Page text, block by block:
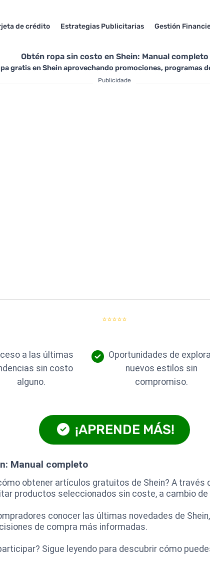
de crédito Estrategias Publicitarias Gestión
Obtén ropa sin costo en Shein: Manual completo
gratis en Shein aprovechando promociones, programas
Publicidade
⭐⭐⭐⭐⭐
a las últimas
sin costo
alguno.
Oportunidades de
nuevos estilos sin
compromiso.
¡APRENDE MÁS!
Manual completo
obtener artículos gratuitos de Shein? A través
productos seleccionados sin coste, a cambio de
conocer las últimas novedades de
de compra más informadas.
Sigue leyendo para descubrir cómo